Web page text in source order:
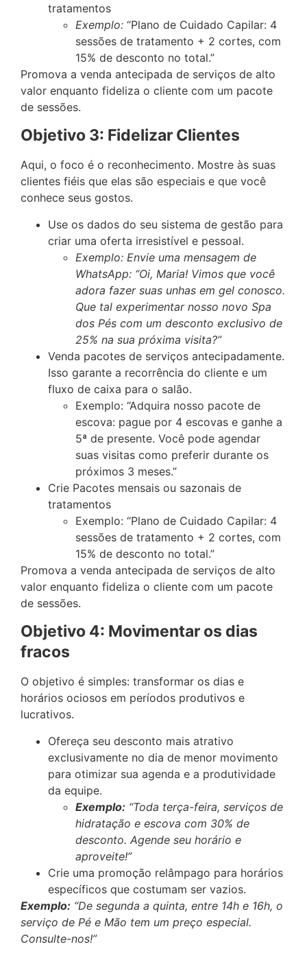
tratamentos
Exemplo: “Plano de Cuidado Capilar: 4
sessões de tratamento + 2 cortes, com
15% de desconto no total.”
Promova a venda antecipada de serviços de alto
valor enquanto fideliza o cliente com um pacote
de sessões.
Objetivo 3: Fidelizar Clientes
Aqui, o foco é o reconhecimento. Mostre às suas
clientes fiéis que elas são especiais e que você
conhece seus gostos.
Use os dados do seu sistema de gestão para
criar uma oferta irresistível e pessoal.
Exemplo: Envie uma mensagem de
WhatsApp: “Oi, Maria! Vimos que você
adora fazer suas unhas em gel conosco.
Que tal experimentar nosso novo Spa
dos Pés com um desconto exclusivo de
25% na sua próxima visita?”
Venda pacotes de serviços antecipadamente.
Isso garante a recorrência do cliente e um
fluxo de caixa para o salão.
Exemplo: “Adquira nosso pacote de
escova: pague por 4 escovas e ganhe a
5ª de presente. Você pode agendar
suas visitas como preferir durante os
próximos 3 meses.”
Crie Pacotes mensais ou sazonais de
tratamentos
Exemplo: “Plano de Cuidado Capilar: 4
sessões de tratamento + 2 cortes, com
15% de desconto no total.”
Promova a venda antecipada de serviços de alto
valor enquanto fideliza o cliente com um pacote
de sessões.
Objetivo 4: Movimentar os dias
fracos
O objetivo é simples: transformar os dias e
horários ociosos em períodos produtivos e
lucrativos.
Ofereça seu desconto mais atrativo
exclusivamente no dia de menor movimento
para otimizar sua agenda e a produtividade
da equipe.
Exemplo: “Toda terça-feira, serviços de
hidratação e escova com 30% de
desconto. Agende seu horário e
aproveite!”
Crie uma promoção relâmpago para horários
específicos que costumam ser vazios.
Exemplo: “De segunda a quinta, entre 14h e 16h, o
serviço de Pé e Mão tem um preço especial.
Consulte-nos!”